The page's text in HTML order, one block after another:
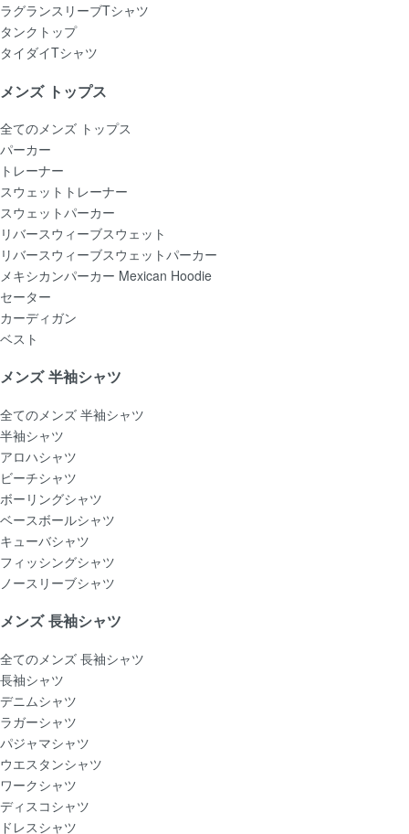
ラグランスリーブTシャツ
タンクトップ
タイダイTシャツ
メンズ トップス
全てのメンズ トップス
パーカー
トレーナー
スウェットトレーナー
スウェットパーカー
リバースウィーブスウェット
リバースウィーブスウェットパーカー
メキシカンパーカー Mexican Hoodie
セーター
カーディガン
ベスト
メンズ 半袖シャツ
全てのメンズ 半袖シャツ
半袖シャツ
アロハシャツ
ビーチシャツ
ボーリングシャツ
ベースボールシャツ
キューバシャツ
フィッシングシャツ
ノースリーブシャツ
メンズ 長袖シャツ
全てのメンズ 長袖シャツ
長袖シャツ
デニムシャツ
ラガーシャツ
パジャマシャツ
ウエスタンシャツ
ワークシャツ
ディスコシャツ
ドレスシャツ